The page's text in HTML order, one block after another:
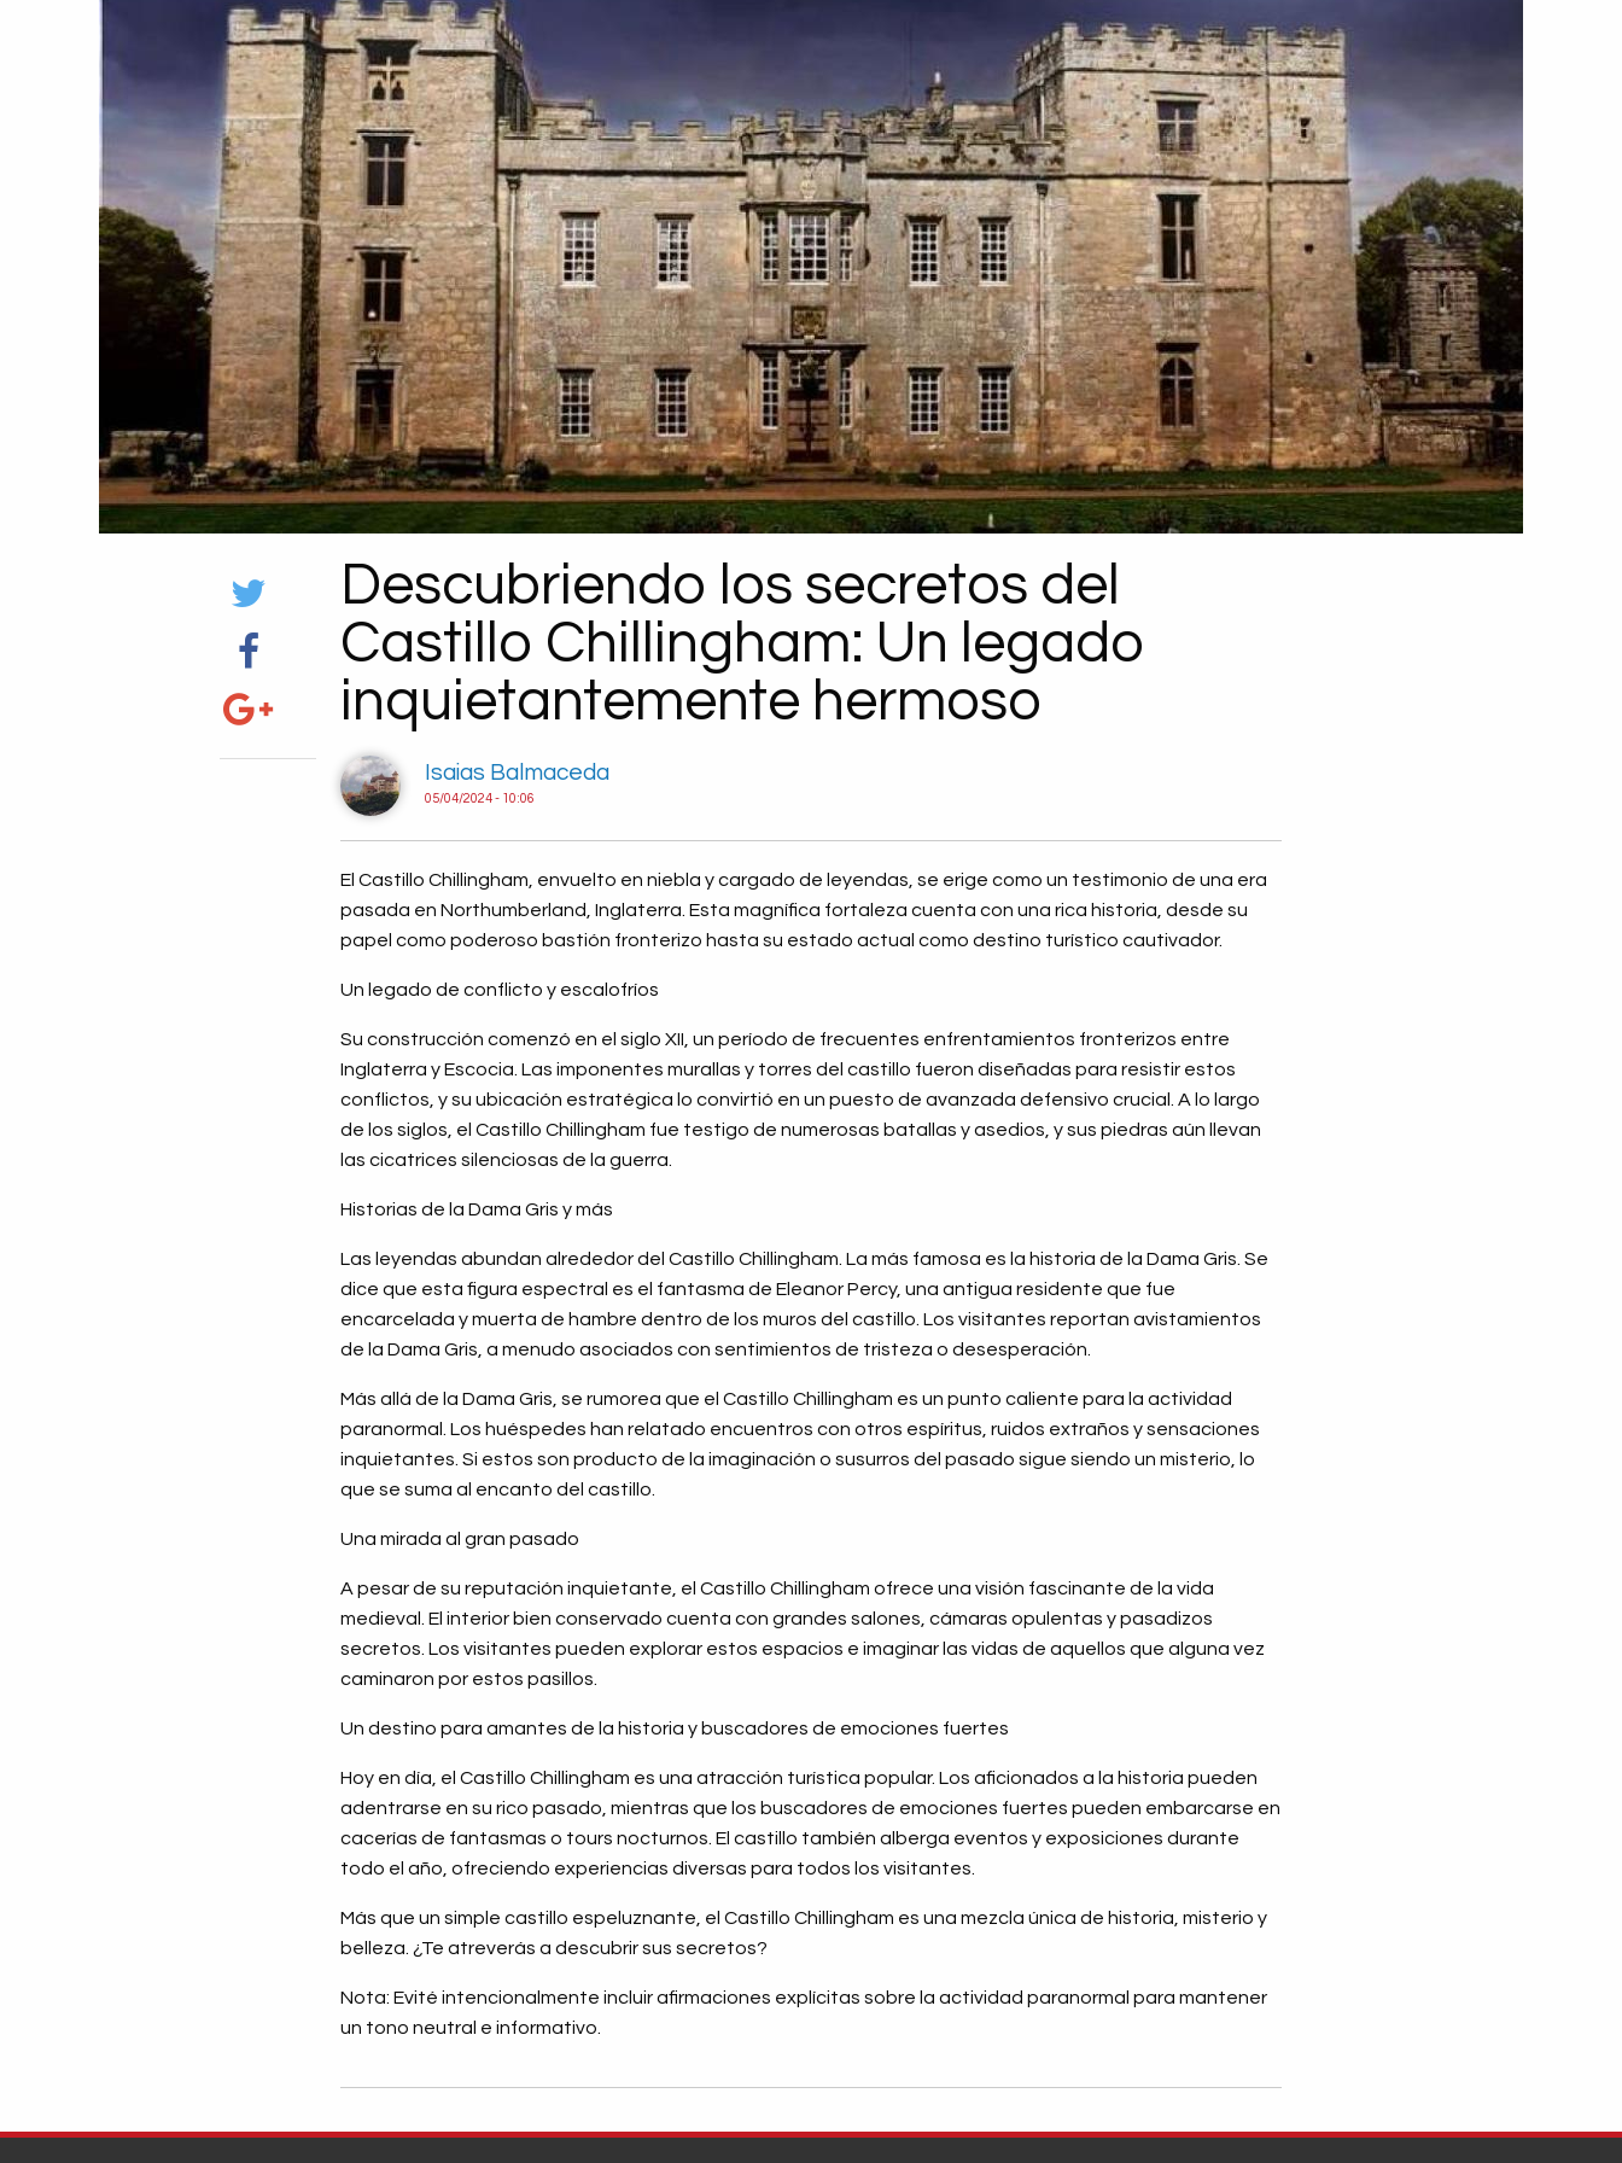
Descubriendo los secretos del
Castillo Chillingham: Un legado
inquietantemente hermoso
Isaias Balmaceda
05/04/2024 - 10:06
El Castillo Chillingham, envuelto en niebla y cargado de leyendas, se erige como un testimonio de una era
pasada en Northumberland, Inglaterra. Esta magnífica fortaleza cuenta con una rica historia, desde su
papel como poderoso bastión fronterizo hasta su estado actual como destino turístico cautivador.
Un legado de conflicto y escalofríos
Su construcción comenzó en el siglo XII, un período de frecuentes enfrentamientos fronterizos entre
Inglaterra y Escocia. Las imponentes murallas y torres del castillo fueron diseñadas para resistir estos
conflictos, y su ubicación estratégica lo convirtió en un puesto de avanzada defensivo crucial. A lo largo
de los siglos, el Castillo Chillingham fue testigo de numerosas batallas y asedios, y sus piedras aún llevan
las cicatrices silenciosas de la guerra.
Historias de la Dama Gris y más
Las leyendas abundan alrededor del Castillo Chillingham. La más famosa es la historia de la Dama Gris. Se
dice que esta figura espectral es el fantasma de Eleanor Percy, una antigua residente que fue
encarcelada y muerta de hambre dentro de los muros del castillo. Los visitantes reportan avistamientos
de la Dama Gris, a menudo asociados con sentimientos de tristeza o desesperación.
Más allá de la Dama Gris, se rumorea que el Castillo Chillingham es un punto caliente para la actividad
paranormal. Los huéspedes han relatado encuentros con otros espíritus, ruidos extraños y sensaciones
inquietantes. Si estos son producto de la imaginación o susurros del pasado sigue siendo un misterio, lo
que se suma al encanto del castillo.
Una mirada al gran pasado
A pesar de su reputación inquietante, el Castillo Chillingham ofrece una visión fascinante de la vida
medieval. El interior bien conservado cuenta con grandes salones, cámaras opulentas y pasadizos
secretos. Los visitantes pueden explorar estos espacios e imaginar las vidas de aquellos que alguna vez
caminaron por estos pasillos.
Un destino para amantes de la historia y buscadores de emociones fuertes
Hoy en día, el Castillo Chillingham es una atracción turística popular. Los aficionados a la historia pueden
adentrarse en su rico pasado, mientras que los buscadores de emociones fuertes pueden embarcarse en
cacerías de fantasmas o tours nocturnos. El castillo también alberga eventos y exposiciones durante
todo el año, ofreciendo experiencias diversas para todos los visitantes.
Más que un simple castillo espeluznante, el Castillo Chillingham es una mezcla única de historia, misterio y
belleza. ¿Te atreverás a descubrir sus secretos?
Nota: Evité intencionalmente incluir afirmaciones explícitas sobre la actividad paranormal para mantener
un tono neutral e informativo.